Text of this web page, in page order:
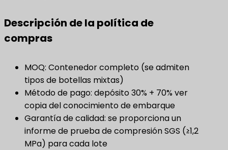
Descripción de la política de
compras
MOQ: Contenedor completo (se admiten
tipos de botellas mixtas)
Método de pago: depósito 30% + 70% ver
copia del conocimiento de embarque
Garantía de calidad: se proporciona un
informe de prueba de compresión SGS (≥1,2
MPa) para cada lote